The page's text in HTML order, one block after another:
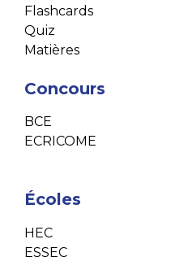
Flashcards
Quiz
Matières
Concours
BCE
ECRICOME
Écoles
HEC
ESSEC